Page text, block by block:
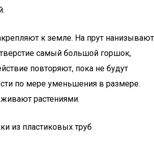
к земле. На прут нанизывают
самый большой горшок,
повторяют, пока не будут
по мере уменьшения в размере.
растениями.
из пластиковых труб